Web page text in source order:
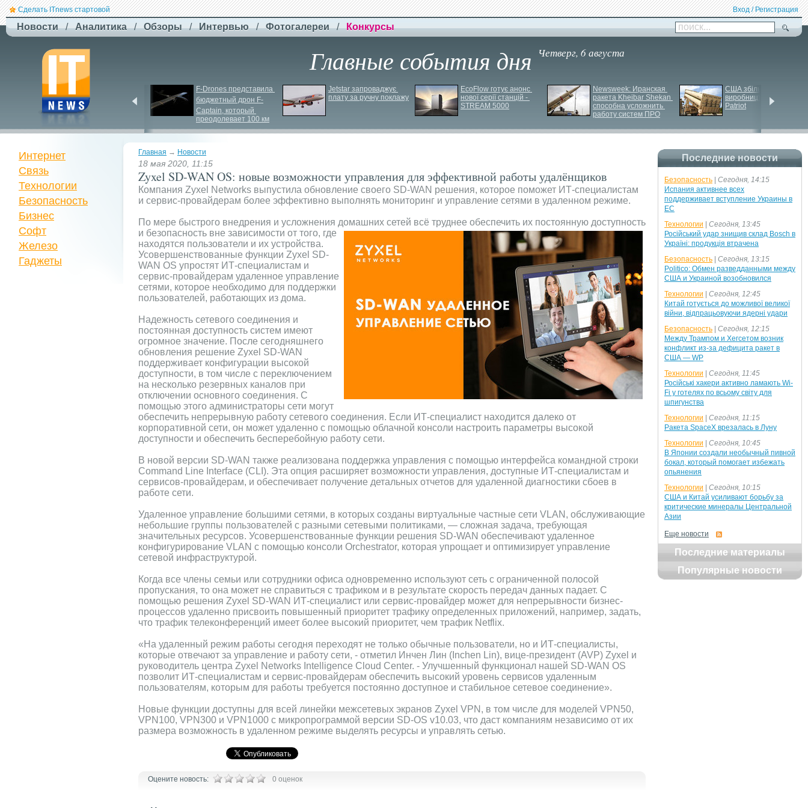
Сделать ITnews стартовой Вход / Регистрация
Новости / Аналитика / Обзоры / Интервью / Фотогалереи / Конкурсы поиск...
Главные события дня Четверг, 6 августа
повітряний штурм за
участю роботів
F-Drones представила
бюджетный дрон F-
Сaptain, который
преодолевает 100 км
Jetstar запроваджує
плату за ручну поклажу
EcoFlow готує анонс
нової серії станцій -
STREAM 5000
Newsweek: Иранская
ракета Kheibar Shekan
способна усложнить
работу систем ПРО
США збільшують
виробництво ракет для
Patriot
Главная → Новости
18 мая 2020, 11:15
Zyxel SD-WAN OS: новые возможности управления для эффективной работы удалёнщиков
Компания Zyxel Networks выпустила обновление своего SD-WAN решения, которое поможет ИТ-специалистам
и сервис-провайдерам более эффективно выполнять мониторинг и управление сетями в удаленном режиме.
По мере быстрого внедрения и усложнения домашних сетей всё труднее обеспечить их постоянную доступность
и безопасность вне зависимости от того, где
находятся пользователи и их устройства.
Усовершенствованные функции Zyxel SD-
WAN OS упростят ИТ-специалистам и
сервис-провайдерам удаленное управление
сетями, которое необходимо для поддержки
пользователей, работающих из дома.
Надежность сетевого соединения и
постоянная доступность систем имеют
огромное значение. После сегодняшнего
обновления решение Zyxel SD-WAN
поддерживает конфигурации высокой
доступности, в том числе с переключением
на несколько резервных каналов при
отключении основного соединения. С
помощью этого администраторы сети могут
обеспечить непрерывную работу сетевого соединения. Если ИТ-специалист находится далеко от
корпоративной сети, он может удаленно с помощью облачной консоли настроить параметры высокой
доступности и обеспечить бесперебойную работу сети.
В новой версии SD-WAN также реализована поддержка управления с помощью интерфейса командной строки
Command Line Interface (CLI). Эта опция расширяет возможности управления, доступные ИТ-специалистам и
сервисов-провайдерам, и обеспечивает получение детальных отчетов для удаленной диагностики сбоев в
работе сети.
Удаленное управление большими сетями, в которых созданы виртуальные частные сети VLAN, обслуживающие
небольшие группы пользователей с разными сетевыми политиками, — сложная задача, требующая
значительных ресурсов. Усовершенствованные функции решения SD-WAN обеспечивают удаленное
конфигурирование VLAN с помощью консоли Orchestrator, которая упрощает и оптимизирует управление
сетевой инфраструктурой.
Когда все члены семьи или сотрудники офиса одновременно используют сеть с ограниченной полосой
пропускания, то она может не справиться с трафиком и в результате скорость передач данных падает. С
помощью решения Zyxel SD-WAN ИТ-специалист или сервис-провайдер может для непрерывности бизнес-
процессов удаленно присвоить повышенный приоритет трафику определенных приложений, например, задать,
что трафик телеконференций имеет более высокий приоритет, чем трафик Netflix.
«На удаленный режим работы сегодня переходят не только обычные пользователи, но и ИТ-специалисты,
которые отвечают за управление и работу сети, - отметил Инчен Лин (Inchen Lin), вице-президент (AVP) Zyxel и
руководитель центра Zyxel Networks Intelligence Cloud Center. - Улучшенный функционал нашей SD-WAN OS
позволит ИТ-специалистам и сервис-провайдерам обеспечить высокий уровень сервисов удаленным
пользователям, которым для работы требуется постоянно доступное и стабильное сетевое соединение».
Новые функции доступны для всей линейки межсетевых экранов Zyxel VPN, в том числе для моделей VPN50,
VPN100, VPN300 и VPN1000 с микропрограммой версии SD-OS v10.03, что даст компаниям независимо от их
размера возможность в удаленном режиме выделять ресурсы и управлять сетью.
Оцените новость: 0 оценок
Интернет
Связь
Технологии
Безопасность
Бизнес
Софт
Железо
Гаджеты
Последние новости
Безопасность
Сегодня, 14:15
Испания активнее всех
поддерживает вступление Украины в
ЕС
Технологии
Сегодня, 13:45
Російський удар знищив склад Bosch в
Україні: продукція втрачена
Безопасность
Сегодня, 13:15
Politico: Обмен разведданными между
США и Украиной возобновился
Технологии
Сегодня, 12:45
Китай готується до можливої великої
війни, відпрацьовуючи ядерні удари
Безопасность
Сегодня, 12:15
Между Трампом и Хегсетом возник
конфликт из-за дефицита ракет в
США — WP
Технологии
Сегодня, 11:45
Російські хакери активно ламають Wi-
Fi у готелях по всьому світу для
шпигунства
Технологии
Сегодня, 11:15
Ракета SpaceX врезалась в Луну
Технологии
Сегодня, 10:45
В Японии создали необычный пивной
бокал, который помогает избежать
опьянения
Технологии
Сегодня, 10:15
США и Китай усиливают борьбу за
критические минералы Центральной
Азии
Еще новости
Последние материалы
Популярные новости